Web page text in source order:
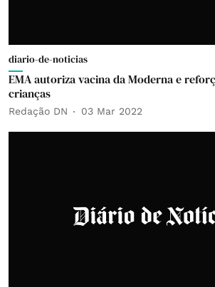
diario-de-noticias
EMA autoriza vacina da Moderna e
crianças
Redação DN 03 Mar 2022